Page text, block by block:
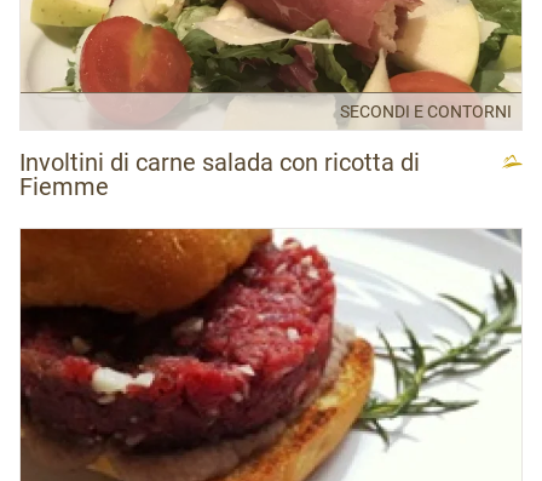
SECONDI E CONTORNI
Involtini di carne salada con ricotta di
Fiemme